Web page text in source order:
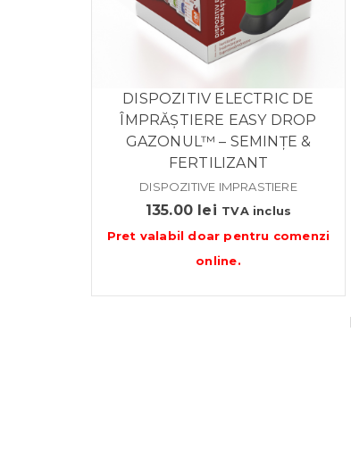
DISPOZITIV ELECTRIC DE
ÎMPRĂȘTIERE EASY DROP
GAZONUL™ – SEMINȚE &
FERTILIZANT
DISPOZITIVE IMPRASTIERE
135.00 lei TVA inclus
Pret valabil doar pentru comenzi
online.